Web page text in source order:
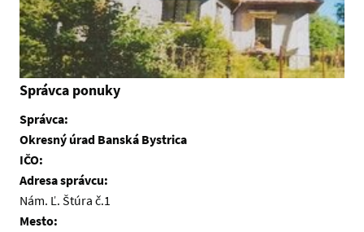
Správca ponuky
Správca:
Okresný úrad Banská Bystrica
IČO:
Adresa správcu:
Nám. Ľ. Štúra č.1
Mesto: